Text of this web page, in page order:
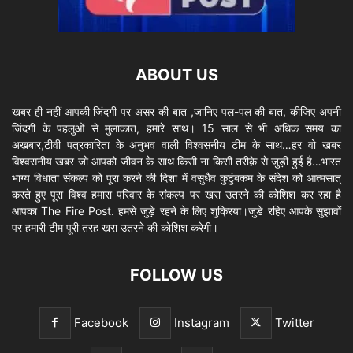
ABOUT US
खबर ही नहीं आपकी जिंदगी पर असर की बात ,जानिए पल-पल की बात, कीजिए अपनी
जिंदगी के पहलुओं से मुलाकात, हमारे साथ। 15 साल से भी अधिक समय का
अख़बार,टीवी पत्रकारिता के अनुभव वाली विश्वसनीय टीम के साथ…हर वो खबर
विश्वसनीय खबर जो आपको जीवन के साथ किसी ना किसी तरीक़े से जुड़ी हुई है…भारत
भाग्य विधाता संकल्प को पूरा करने की दिशा में वसुधैव कुटुंबकम के संदेश को आत्मसात्
करते हुए पूरा विश्व हमारा परिवार के संकल्प पर खरा उतरने की कोशिश कर रहा है
आपका The Fire Post. हमसे जुड़े रहने के लिए शुक्रिया।जुडे रहिए आपके सुझावों
पर हमारी टीम पूरी तरह खरा उतरने की कोशिश करेगी।
FOLLOW US
Facebook Instagram Twitter